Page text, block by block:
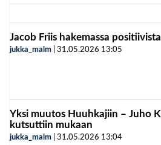
Jacob Friis hakemassa
jukka_malm 31.05.2026 13:05
Yksi muutos Huuhkajiin – Juho
kutsuttiin mukaan
jukka_malm 31.05.2026 13:04